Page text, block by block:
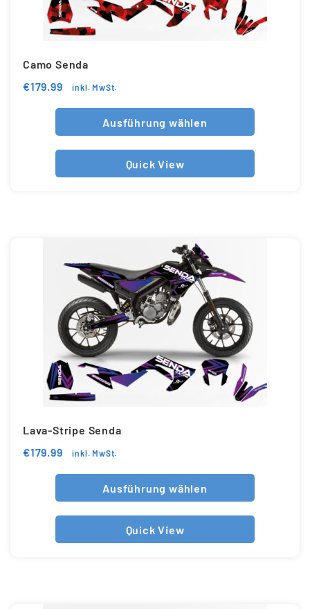
Camo Senda
€179.99 inkl. MwSt.
Ausführung wählen
Quick View
Lava-Stripe Senda
€179.99 inkl. MwSt.
Ausführung wählen
Quick View